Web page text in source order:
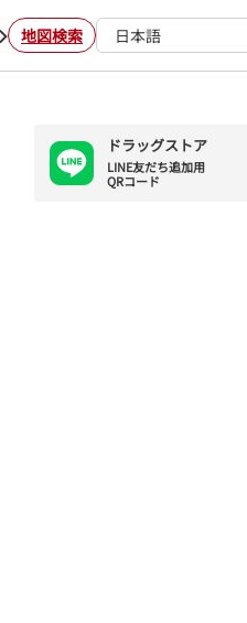
地図検索 日本語
ドラッグストア
LINE友だち追加用
QRコード